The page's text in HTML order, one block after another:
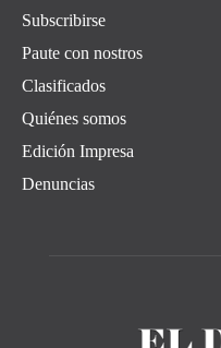
Subscribirse
Paute con nostros
Clasificados
Quiénes somos
Edición Impresa
Denuncias